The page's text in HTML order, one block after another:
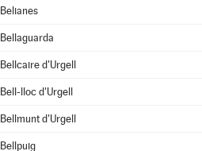
Belianes
Bellaguarda
Bellcaire d'Urgell
Bell-lloc d'Urgell
Bellmunt d'Urgell
Bellpuig